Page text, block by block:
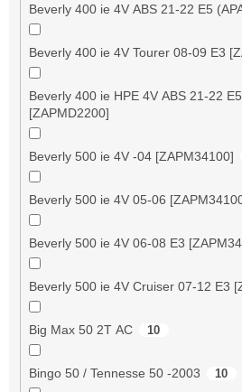
Beverly 400 ie 4V ABS 21-22 E5
Beverly 400 ie 4V Tourer 08-09 E3
Beverly 400 ie HPE 4V ABS 21-22
[ZAPMD2200]
Beverly 500 ie 4V -04 [ZAPM34100]
Beverly 500 ie 4V 05-06
Beverly 500 ie 4V 06-08 E3
Beverly 500 ie 4V Cruiser 07-12 E3
Big Max 50 2T AC 10
Bingo 50 / Tennesse 50 -2003 10